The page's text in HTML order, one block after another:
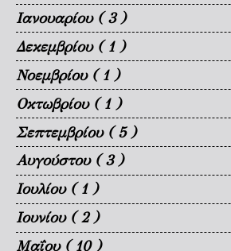
Ιανουαρίου ( 3 )
Δεκεμβρίου ( 1 )
Νοεμβρίου ( 1 )
Οκτωβρίου ( 1 )
Σεπτεμβρίου ( 5 )
Αυγούστου ( 3 )
Ιουλίου ( 1 )
Ιουνίου ( 2 )
Μαΐου ( 10 )